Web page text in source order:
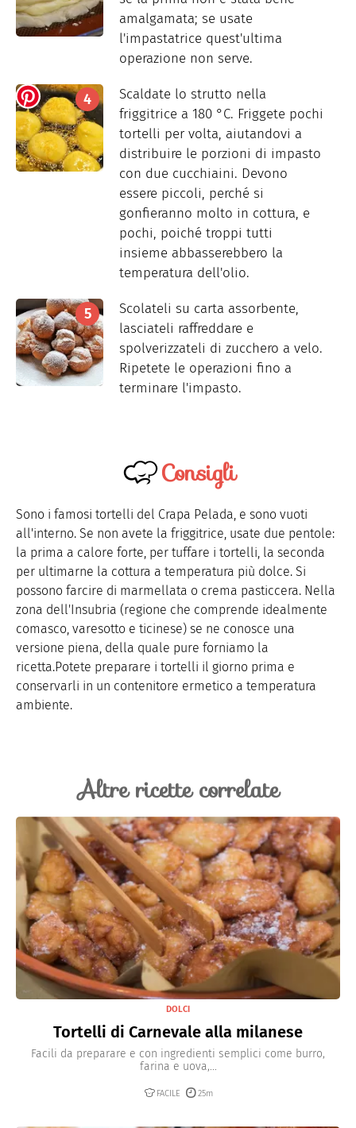
amalgamata; se usate
l'impastatrice quest'ultima
operazione non serve.
Scaldate lo strutto nella
friggitrice a 180 °C. Friggete pochi
tortelli per volta, aiutandovi a
distribuire le porzioni di impasto
con due cucchiaini. Devono
essere piccoli, perché si
gonfieranno molto in cottura, e
pochi, poiché troppi tutti
insieme abbasserebbero la
temperatura dell'olio.
Scolateli su carta assorbente,
lasciateli raffreddare e
spolverizzateli di zucchero a velo.
Ripetete le operazioni fino a
terminare l'impasto.
Consigli
Sono i famosi tortelli del Crapa Pelada, e sono vuoti
all'interno. Se non avete la friggitrice, usate due pentole:
la prima a calore forte, per tuffare i tortelli, la seconda
per ultimarne la cottura a temperatura più dolce. Si
possono farcire di marmellata o crema pasticcera. Nella
zona dell'Insubria (regione che comprende idealmente
comasco, varesotto e ticinese) se ne conosce una
versione piena, della quale pure forniamo la
ricetta.Potete preparare i tortelli il giorno prima e
conservarli in un contenitore ermetico a temperatura
ambiente.
Altre ricette correlate
DOLCI
Tortelli di Carnevale alla milanese
Facili da preparare e con ingredienti semplici come burro,
farina e uova,...
FACILE 25m